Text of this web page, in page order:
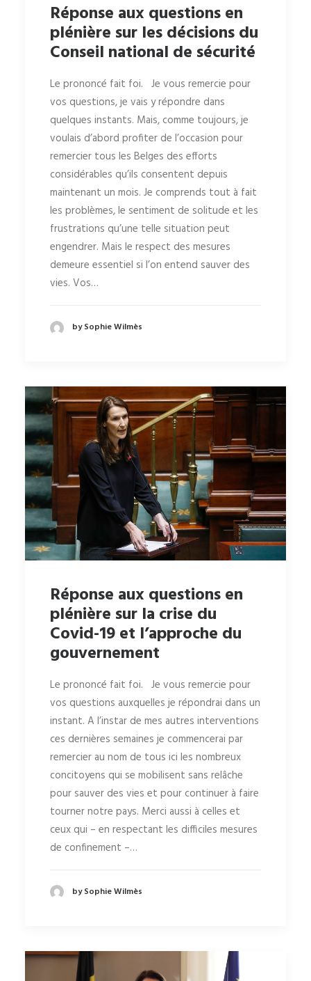
Réponse aux questions en
plénière sur les décisions du
Conseil national de sécurité
Le prononcé fait foi. Je vous remercie pour
vos questions, je vais y répondre dans
quelques instants. Mais, comme toujours, je
voulais d’abord profiter de l’occasion pour
remercier tous les Belges des efforts
considérables qu’ils consentent depuis
maintenant un mois. Je comprends tout à fait
les problèmes, le sentiment de solitude et les
frustrations qu’une telle situation peut
engendrer. Mais le respect des mesures
demeure essentiel si l’on entend sauver des
vies. Vos…
by Sophie Wilmès
Réponse aux questions en
plénière sur la crise du
Covid-19 et l’approche du
gouvernement
Le prononcé fait foi. Je vous remercie pour
vos questions auxquelles je répondrai dans un
instant. A l’instar de mes autres interventions
ces dernières semaines je commencerai par
remercier au nom de tous ici les nombreux
concitoyens qui se mobilisent sans relâche
pour sauver des vies et pour continuer à faire
tourner notre pays. Merci aussi à celles et
ceux qui – en respectant les difficiles mesures
de confinement –…
by Sophie Wilmès